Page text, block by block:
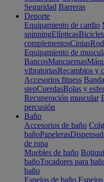
Seguridad Barreras
Deporte
Equipamiento de cardio
spinningElípticas
complementosCintas
Equipamiento de
BancosMancuernas
vibratoriasRecambios y
Accesorios fitness
stepCuerdasBolas y
Recuperación muscular
percusión
Baño
Accesorios de baño
bañoPapeleras
de ropa
Muebles de baño
bañoTocadores para
baño
Espejos de baño